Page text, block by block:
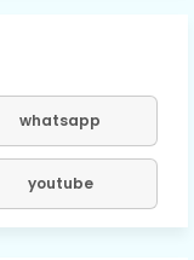
whatsapp
youtube